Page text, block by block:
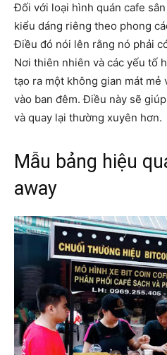
Đối với loại hình quán cafe
kiểu dáng riêng theo phong
Điều đó nói lên rằng nó phải
Nơi thiên nhiên và các yếu tố
tạo ra một không gian mát mẻ
vào ban đêm. Điều này sẽ
và quay lại thường xuyên hơn.
Mẫu bảng hiệu
away